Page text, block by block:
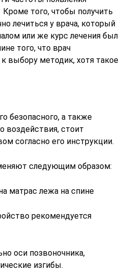
того, чтобы получить
лечиться у врача, который
или же курс лечения был
того, что врач
выбору методик, хотя такое
безопасного, а также
воздействия, стоит
согласно его инструкции.
следующим образом:
матрас лежа на спине
рекомендуется
оси позвоночника,
изгибы.